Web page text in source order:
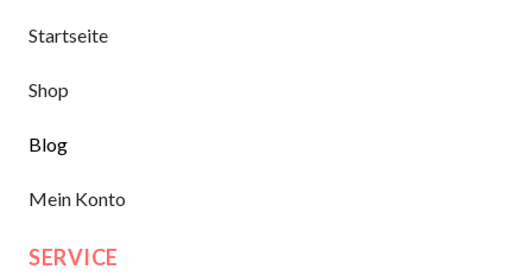
Startseite
Shop
Blog
Mein Konto
SERVICE